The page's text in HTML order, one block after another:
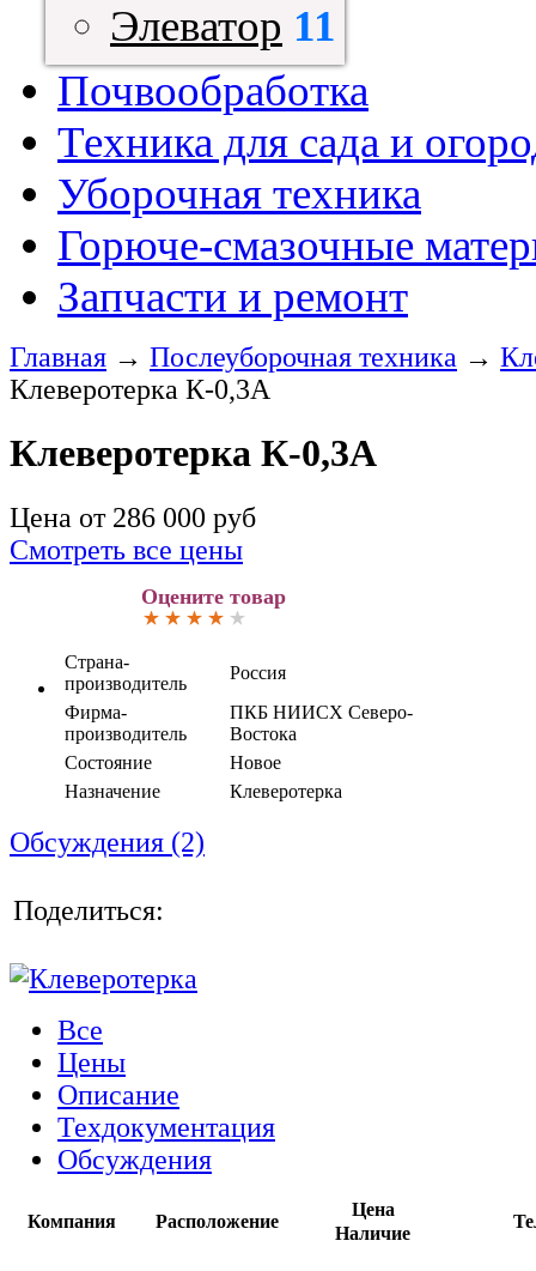
Элеватор 11
Почвообработка
Техника для сада и
Уборочная техника
Горюче-смазочные
Запчасти и ремонт
Главная → Послеуборочная техника →
Клеверотерка К-0,3А
Клеверотерка К-0,3А
Цена от 286 000 руб
Смотреть все цены
Оцените товар
Страна-
производитель
Россия
Фирма-
производитель
ПКБ НИИСХ Северо-
Востока
Состояние
Новое
Назначение
Клеверотерка
Обсуждения (2)
Поделиться:
Все
Цены
Описание
Техдокументация
Обсуждения
Компания Расположение
Цена
Наличие